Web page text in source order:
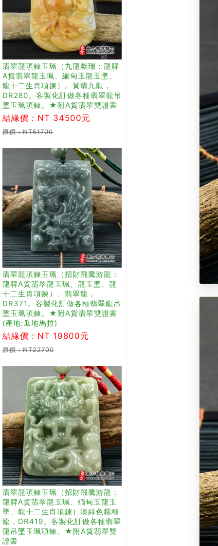
翡翠龍項鍊玉珮（九龍獻瑞：龍牌
A貨翡翠龍玉珮、緬甸玉龍玉墜、
龍十二生肖項鍊）。黃翡九龍，
DR280。客製化訂做各種翡翠龍吊
墜玉珮項鍊。★附A貨翡翠雙證書
結緣價：NT 34500元
原價：NT51700
翡翠龍項鍊玉珮（招財飛騰游龍：
龍牌A貨翡翠龍玉珮、龍玉墜、龍
十二生肖項鍊）。翡翠龍，
DR371。客製化訂做各種翡翠龍吊
墜玉珮項鍊。★附A貨翡翠雙證書
(產地:瓜地馬拉)
結緣價：NT 19800元
原價：NT22700
翡翠龍項鍊玉珮（招財飛騰游龍：
龍牌A貨翡翠龍玉珮、緬甸玉龍玉
墜、龍十二生肖項鍊）淡綠色糯種
龍，DR419。客製化訂做各種翡翠
龍吊墜玉珮項鍊。★附A貨翡翠雙
證書